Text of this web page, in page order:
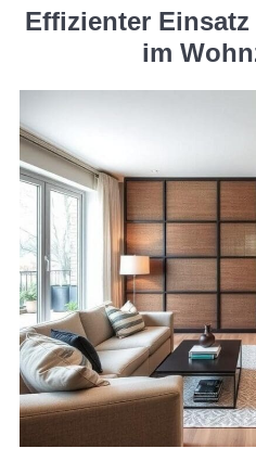
Effizienter
im